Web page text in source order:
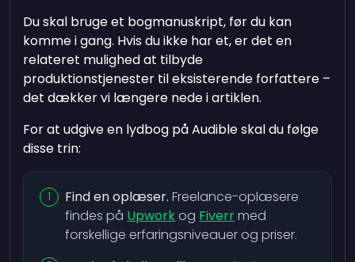
Du skal bruge et bogmanuskript, før du kan
komme i gang. Hvis du ikke har et, er det en
relateret mulighed at tilbyde
produktionstjenester til eksisterende forfattere –
det dækker vi længere nede i artiklen.
For at udgive en lydbog på Audible skal du følge
disse trin:
Find en oplæser. Freelance-oplæsere
findes på Upwork og Fiverrmed
forskellige erfaringsniveauer og priser.